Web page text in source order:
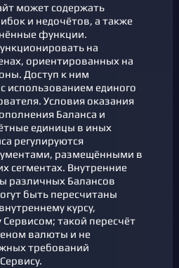
может содержать
и недочётов, а также
функции.
на
ориентированных на
Доступ к ним
использованием единого
Условия оказания
Баланса и
единицы в иных
регулируются
размещёнными в
сегментах. Внутренние
различных Балансов
быть пересчитаны
курсу,
такой пересчёт
валюты и не
требований